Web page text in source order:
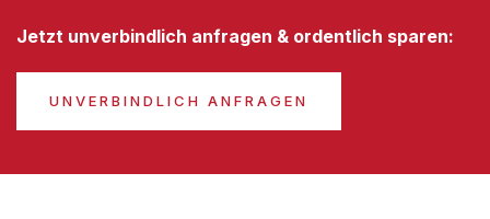
Jetzt unverbindlich anfragen & ordentlich sparen:
UNVERBINDLICH ANFRAGEN